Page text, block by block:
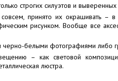
строгих силуэтов и
принято их окрашивать –
рисунком. Вообще все
черно-белыми фотографиями либо
– как световой
люстра.